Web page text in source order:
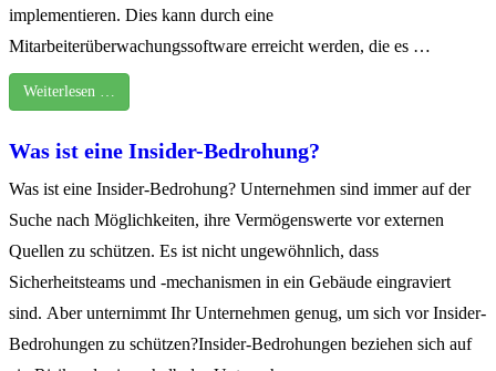
implementieren. Dies kann durch eine
Mitarbeiterüberwachungssoftware erreicht werden, die es …
Weiterlesen …
Was ist eine Insider-Bedrohung?
Was ist eine Insider-Bedrohung? Unternehmen sind immer auf der
Suche nach Möglichkeiten, ihre Vermögenswerte vor externen
Quellen zu schützen. Es ist nicht ungewöhnlich, dass
Sicherheitsteams und -mechanismen in ein Gebäude eingraviert
sind. Aber unternimmt Ihr Unternehmen genug, um sich vor Insider-
Bedrohungen zu schützen?Insider-Bedrohungen beziehen sich auf